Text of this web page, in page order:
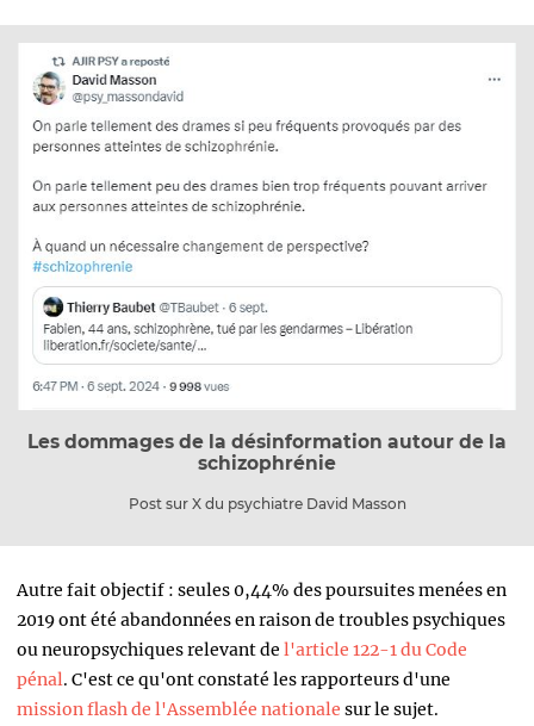
Les dommages de la désinformation autour de la
schizophrénie
Post sur X du psychiatre David Masson
Autre fait objectif : seules 0,44% des poursuites menées en
2019 ont été abandonnées en raison de troubles psychiques
ou neuropsychiques relevant de l'article 122-1 du Code
pénal. C'est ce qu'ont constaté les rapporteurs d'une
mission flash de l'Assemblée nationale sur le sujet.